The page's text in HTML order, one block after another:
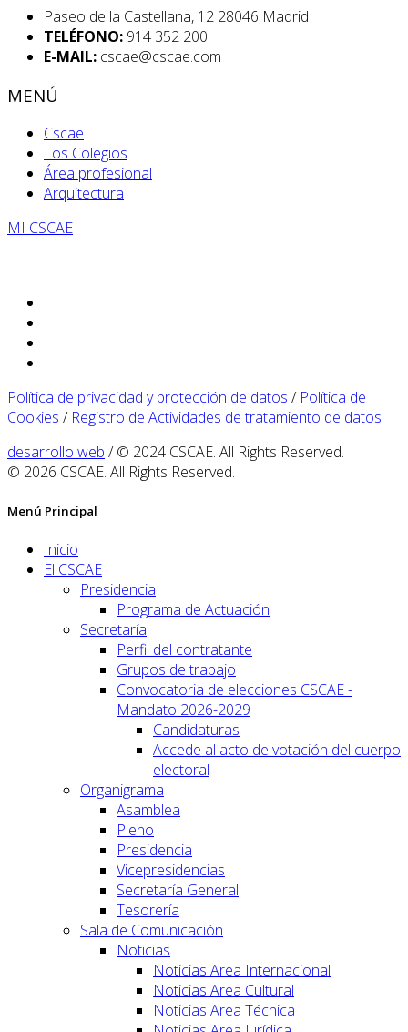
Paseo de la Castellana, 12 28046 Madrid
TELÉFONO: 914 352 200
E-MAIL: cscae@cscae.com
MENÚ
Cscae
Los Colegios
Área profesional
Arquitectura
MI CSCAE
Política de privacidad y protección de datos / Política de
Cookies / Registro de Actividades de tratamiento de datos
desarrollo web / © 2024 CSCAE. All Rights Reserved.
© 2026 CSCAE. All Rights Reserved.
Menú Principal
Inicio
El CSCAE
Presidencia
Programa de Actuación
Secretaría
Perfil del contratante
Grupos de trabajo
Convocatoria de elecciones CSCAE -
Mandato 2026-2029
Candidaturas
Accede al acto de votación del cuerpo
electoral
Organigrama
Asamblea
Pleno
Presidencia
Vicepresidencias
Secretaría General
Tesorería
Sala de Comunicación
Noticias
Noticias Area Internacional
Noticias Area Cultural
Noticias Area Técnica